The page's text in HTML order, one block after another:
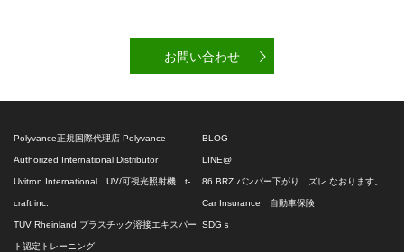
お問い合わせ
Polyvance正規国際代理店 Polyvance
Authorized International Distributor
Uvitron International UV/可視光照射機 t-
craft inc.
TÜV Rheinland プラスチック溶接エキスパー
ト認定トレーニング
BLOG
LINE@
86 BRZ バンパー下がり ズレ なおります。
Car Insurance 自動車保険
SDGｓ